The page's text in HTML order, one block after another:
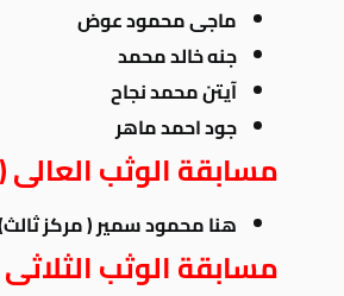
ماجى محمود عوض
جنه خالد محمد
آيتن محمد نجاح
جود احمد ماهر
مسابقة الوثب العالى
هنا محمود سمير ( مركز
مسابقة الوثب الثلاثى